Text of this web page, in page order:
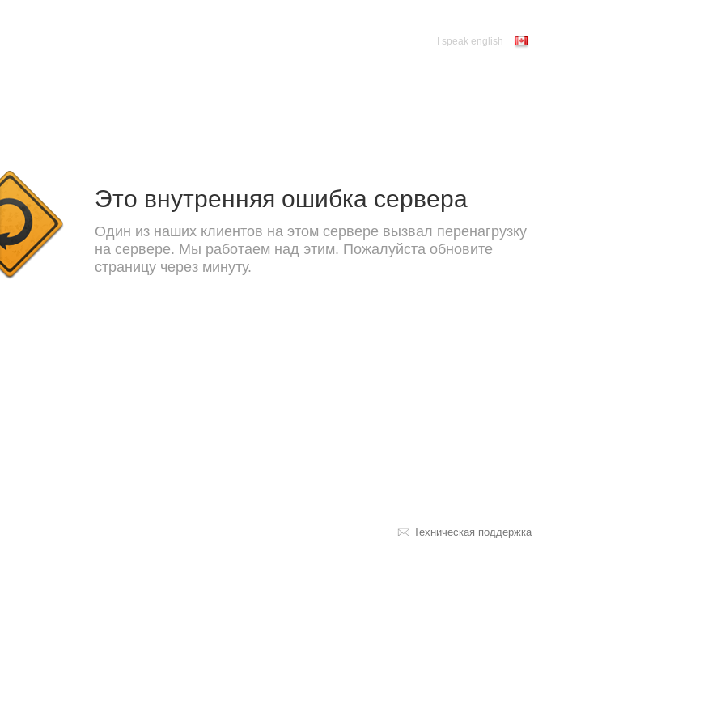
I speak english
Это внутренняя ошибка сервера
Один из наших клиентов на этом сервере вызвал перенагрузку
на сервере. Мы работаем над этим. Пожалуйста обновите
страницу через минуту.
Техническая поддержка